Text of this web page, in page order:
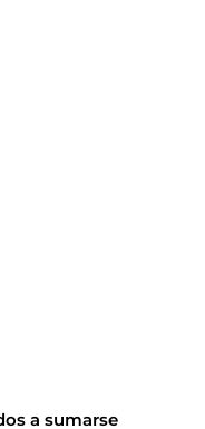
a sumarse